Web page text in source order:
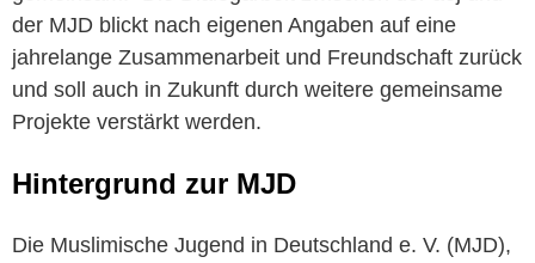
der MJD blickt nach eigenen Angaben auf eine
jahrelange Zusammenarbeit und Freundschaft zurück
und soll auch in Zukunft durch weitere gemeinsame
Projekte verstärkt werden.
Hintergrund zur MJD
Die Muslimische Jugend in Deutschland e. V. (MJD),